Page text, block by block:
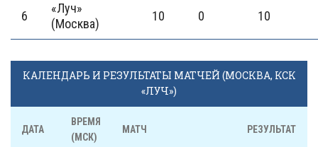
6
«Луч»
(Москва)
10 0 10
КАЛЕНДАРЬ И РЕЗУЛЬТАТЫ МАТЧЕЙ (МОСКВА, КСК
«ЛУЧ»)
ДАТА
ВРЕМЯ
(МСК)
МАТЧ РЕЗУЛЬТАТ